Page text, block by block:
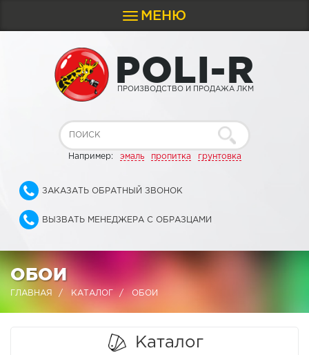
Toggle
navigation
МЕНЮ
POLI-R
ПРОИЗВОДСТВО И ПРОДАЖА ЛКМ
Например: эмаль пропитка грунтовка
ЗАКАЗАТЬ ОБРАТНЫЙ ЗВОНОК
ВЫЗВАТЬ МЕНЕДЖЕРА С ОБРАЗЦАМИ
ОБОИ
ГЛАВНАЯ КАТАЛОГ ОБОИ
Каталог